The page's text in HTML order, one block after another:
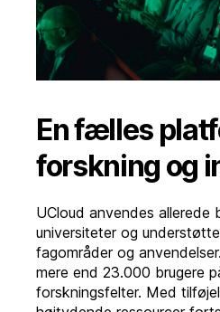
En fælles
forskning og
UCloud anvendes allerede
universiteter og
fagområder og
mere end 23.000 brugere
forskningsfelter. Med